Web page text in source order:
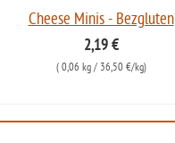
Cheese Minis - Bezgluten
2,19 €
( 0,06 kg/ 36,50 €/kg)